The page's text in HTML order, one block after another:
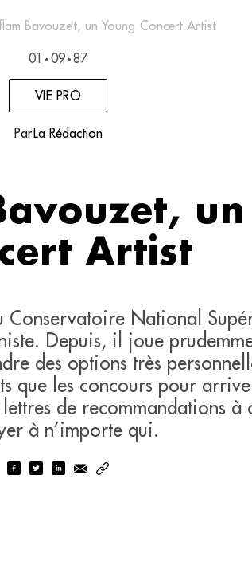
Bavouzet, un Young Concert Artist
01 • 09 • 87
VIE PRO
Par La Rédaction
un
Artist
Conservatoire National
Depuis, il joue
des options très
que les concours pour
de recommandations à
à n’importe qui.